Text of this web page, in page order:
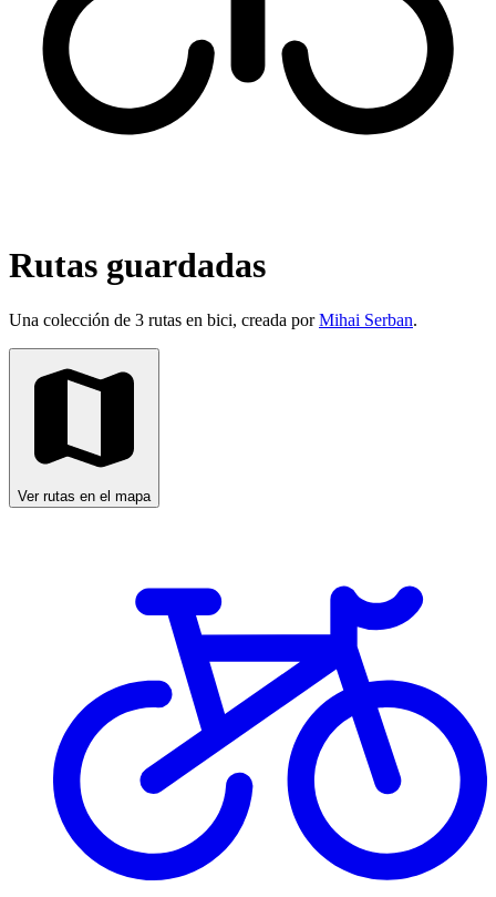
Rutas guardadas
Una colección de 3 rutas en bici, creada porMihai Serban.
Ver rutas en el mapa